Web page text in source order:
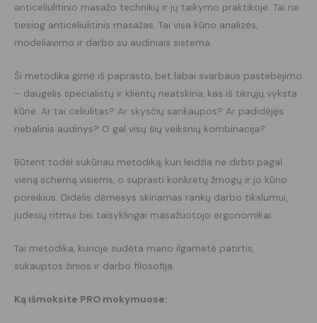
anticeliulitinio masažo technikų ir jų taikymo praktikoje. Tai ne
tiesiog anticeliulitinis masažas. Tai visa kūno analizės,
modeliavimo ir darbo su audiniais sistema.
Ši metodika gimė iš paprasto, bet labai svarbaus pastebėjimo
– daugelis specialistų ir klientų neatskiria, kas iš tikrųjų vyksta
kūne. Ar tai celiulitas? Ar skysčių sankaupos? Ar padidėjęs
riebalinis audinys? O gal visų šių veiksnių kombinacija?
Būtent todėl sukūriau metodiką, kuri leidžia ne dirbti pagal
vieną schemą visiems, o suprasti konkretų žmogų ir jo kūno
poreikius. Didelis dėmesys skiriamas rankų darbo tikslumui,
judesių ritmui bei taisyklingai masažuotojo ergonomikai.
Tai metodika, kurioje sudėta mano ilgametė patirtis,
sukauptos žinios ir darbo filosofija.
Ką išmoksite PRO mokymuose: